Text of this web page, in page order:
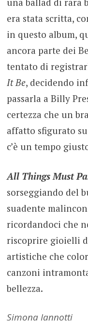
era stata scritta,
in questo album,
ancora parte dei
tentato di
It Be, decidendo
passarla a Billy
certezza che un
affatto sfigurato su
c’è un tempo
All Things Must
sorseggiando del
suadente
ricordandoci che
riscoprire gioielli
artistiche che
canzoni
bellezza.
Simona Iannotti